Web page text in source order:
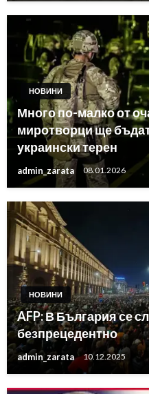
НОВИНИ
Много по-малко от
миротворци ще
украински терен
admin_zarata 08.01.2026
НОВИНИ
AFP: В България се
безпрецедентно
admin_zarata 10.12.2025